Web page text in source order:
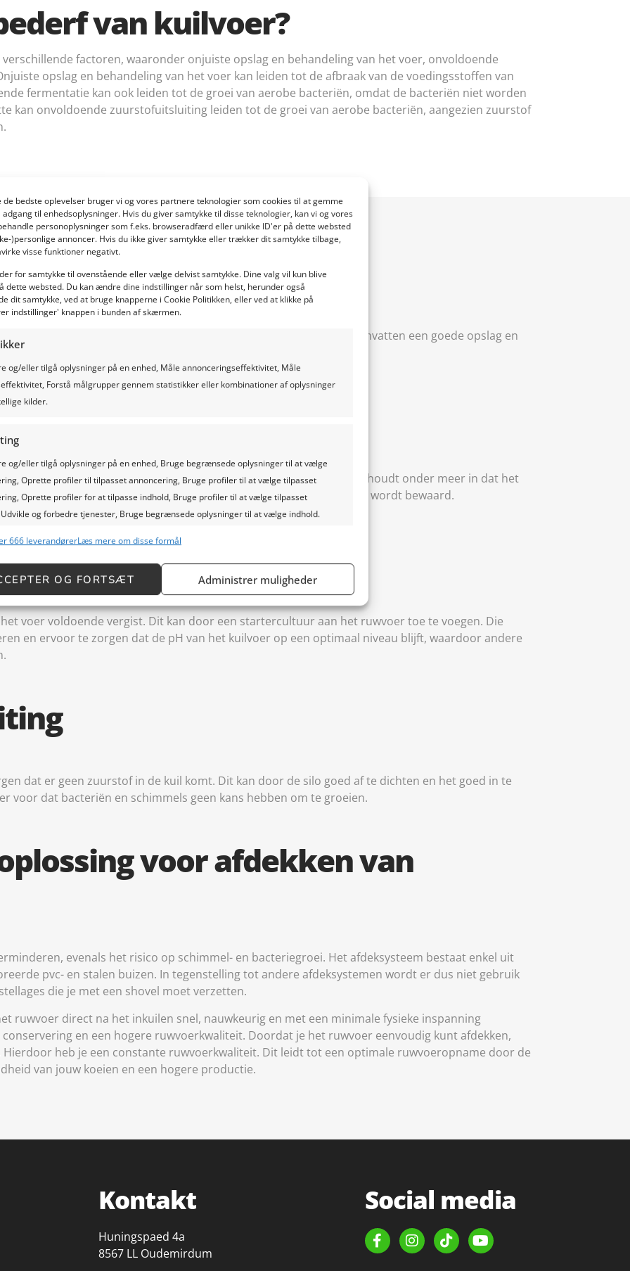
de bedste oplevelser bruger vi og vores partnere teknologier som cookies til at gemme
til enhedsoplysninger. Hvis du giver samtykke til disse teknologier, kan vi og vores
personoplysninger som f.eks. browseradfærd eller unikke ID'er på dette websted
)personlige annoncer. Hvis du ikke giver samtykke eller trækker dit samtykke tilbage,
visse funktioner negativt.
for samtykke til ovenstående eller vælge delvist samtykke. Dine valg vil kun blive
dette websted. Du kan ændre dine indstillinger når som helst, herunder også
dit samtykke, ved at bruge knapperne i Cookie Politikken, eller ved at klikke på
indstillinger' knappen i bunden af skærmen.
og/eller tilgå oplysninger på en enhed, Måle annonceringseffektivitet, Måle
Forstå målgrupper gennem statistikker eller kombinationer af oplysninger
kilder.
og/eller tilgå oplysninger på en enhed, Bruge begrænsede oplysninger til at vælge
Oprette profiler til tilpasset annoncering, Bruge profiler til at vælge tilpasset
Oprette profiler for at tilpasse indhold, Bruge profiler til at vælge tilpasset
og forbedre tjenester, Bruge begrænsede oplysninger til at vælge indhold.
og kombinere data fra andre datakilder, Tilknytte forskellige enheder,
enheder baseret på oplysninger, der sendes automatisk.
forebygge og påvise svig, samt rette fejl, Levere
annoncering og indhold, Gem og kommunikér
Altid aktiv
666 leverandørerLæs mere om disse formål
OG FORTSÆT Administrer muligheder
van kuilvoer?
factoren, waaronder onjuiste opslag en behandeling van het voer, onvoldoende
opslag en behandeling van het voer kan leiden tot de afbraak van de voedingsstoffen van
fermentatie kan ook leiden tot de groei van aerobe bacteriën, omdat de bacteriën niet worden
kan onvoldoende zuurstofuitsluiting leiden tot de groei van aerobe bacteriën, aangezien zuurstof
voorkomen
kunnen worden om bederf van kuilvoer te voorkomen. Deze omvatten een goede opslag en
en zuurstofuitsluiting.
van kuilvoer is een juiste opslag en behandeling van het voer. Dit houdt onder meer in dat het
ingekuild, en dat het op een schone, droge en luchtdichte manier wordt bewaard.
voer voldoende vergist. Dit kan door een startercultuur aan het ruwvoer toe te voegen. Die
en ervoor te zorgen dat de pH van het kuilvoer op een optimaal niveau blijft, waardoor andere
dat er geen zuurstof in de kuil komt. Dit kan door de silo goed af te dichten en het goed in te
voor dat bacteriën en schimmels geen kans hebben om te groeien.
voor afdekken van
evenals het risico op schimmel- en bacteriegroei. Het afdeksysteem bestaat enkel uit
pvc- en stalen buizen. In tegenstelling tot andere afdeksystemen wordt er dus niet gebruik
die je met een shovel moet verzetten.
ruwvoer direct na het inkuilen snel, nauwkeurig en met een minimale fysieke inspanning
en een hogere ruwvoerkwaliteit. Doordat je het ruwvoer eenvoudig kunt afdekken,
Hierdoor heb je een constante ruwvoerkwaliteit. Dit leidt tot een optimale ruwvoeropname door de
van jouw koeien en een hogere productie.
Kontakt
Huningspaed 4a
8567 LL Oudemirdum
Social media